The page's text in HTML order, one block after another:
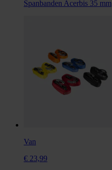
Spanbanden Acerbis 35 mm
Van
€ 23,99